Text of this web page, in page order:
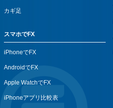
カギ足
スマホでFX
iPhoneでFX
AndroidでFX
Apple WatchでFX
iPhoneアプリ比較表